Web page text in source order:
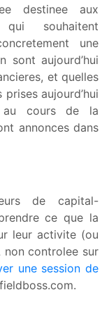
destinee aux
qui souhaitent
une
sont aujourd’hui
et quelles
aujourd’hui
au cours de la
annonces dans
de capital-
ce que la
leur activite (ou
non controlee sur
une session de